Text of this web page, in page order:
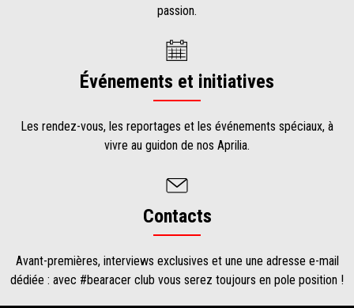
passion.
Événements et initiatives
Les rendez-vous, les reportages et les événements spéciaux, à
vivre au guidon de nos Aprilia.
Contacts
Avant-premières, interviews exclusives et une une adresse e-mail
dédiée : avec #bearacer club vous serez toujours en pole position !